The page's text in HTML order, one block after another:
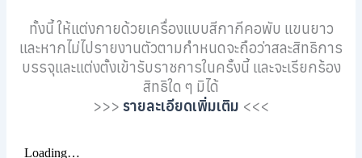
ทั้งนี้ ให้แต่งกายด้วยเครื่องแบบสีกากีคอพับ แขนยาว
และหากไม่ไปรายงานตัวตามกำหนดจะถือว่าสละสิทธิการ
บรรจุและแต่งตั้งเข้ารับราชการในครั้งนี้ และจะเรียกร้อง
สิทธิใด ๆ มิได้
>>> รายละเอียดเพิ่มเติม <<<